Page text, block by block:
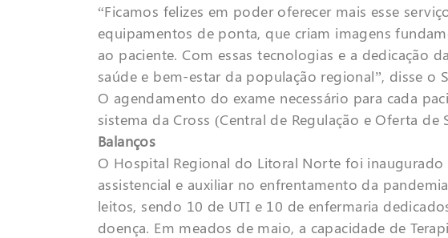
“Ficamos felizes em poder oferecer mais esse
equipamentos de ponta, que criam imagens
ao paciente. Com essas tecnologias e a dedicação
saúde e bem-estar da população regional”, disse o
O agendamento do exame necessário para cada
sistema da Cross (Central de Regulação e
Balanços
O Hospital Regional do Litoral Norte foi
assistencial e auxiliar no enfrentamento da
leitos, sendo 10 de UTI e 10 de enfermaria
doença. Em meados de maio, a capacidade de